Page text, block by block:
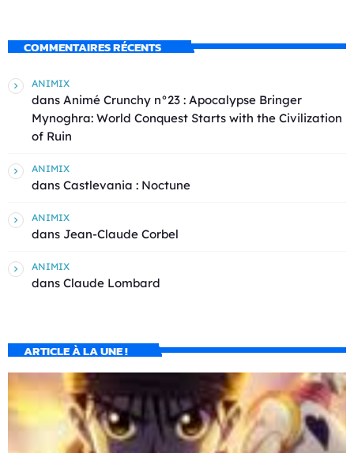
COMMENTAIRES RÉCENTS
ANIMIX
dans Animé Crunchy n°23 : Apocalypse Bringer
Mynoghra: World Conquest Starts with the Civilization
of Ruin
ANIMIX
dans Castlevania : Noctune
ANIMIX
dans Jean-Claude Corbel
ANIMIX
dans Claude Lombard
ARTICLE À LA UNE !